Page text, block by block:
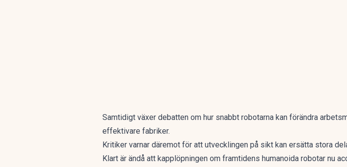
Samtidigt växer debatten om hur snabbt robotarna kan förändra
effektivare fabriker.
Kritiker varnar däremot för att utvecklingen på sikt kan ersätta stora
Klart är ändå att kapplöpningen om framtidens humanoida robotar nu